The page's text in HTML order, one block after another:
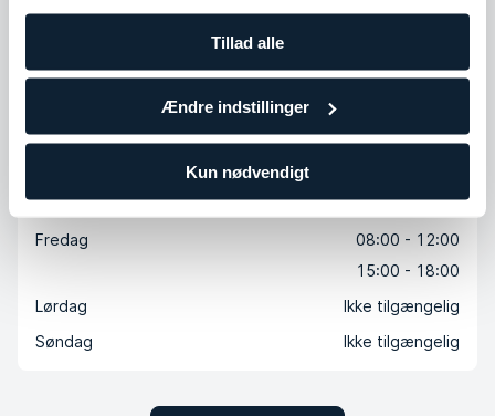
Tillad alle
Ændre indstillinger
Kun nødvendigt
15:00 - 18:00
Onsdag
08:00 - 12:00
Torsdag
Ikke tilgængelig
Fredag
08:00 - 12:00
15:00 - 18:00
Lørdag
Ikke tilgængelig
Søndag
Ikke tilgængelig